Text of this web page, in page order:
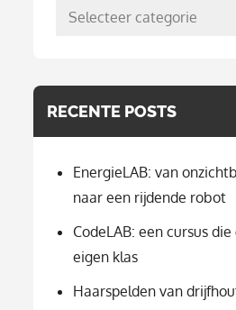
posts
RECENTE POSTS
EnergieLAB: van
naar een rijdende robot
CodeLAB: een cursus
eigen klas
Haarspelden van